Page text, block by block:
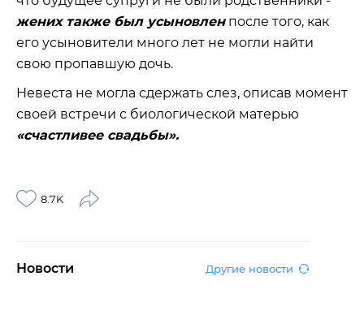
жених также был усыновленпосле того, как
его усыновители много лет не могли найти
свою пропавшую дочь.
Невеста не могла сдержать слез, описав момент
своей встречи с биологической матерью
«счастливее свадьбы».
8.7K
Новости Другие новости